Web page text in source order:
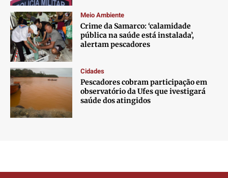
Meio Ambiente
Crime da Samarco: ‘calamidade
pública na saúde está instalada’,
alertam pescadores
Cidades
Pescadores cobram participação em
observatório da Ufes que ivestigará
saúde dos atingidos